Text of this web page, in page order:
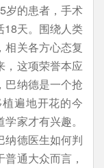
岁的患者，手术
18天。围绕人类
相关各方心态复
，这项荣誉本应
巴纳德是一个抢
遍地开花的今
家才有兴趣。
纳德医生如何判
通大众而言，